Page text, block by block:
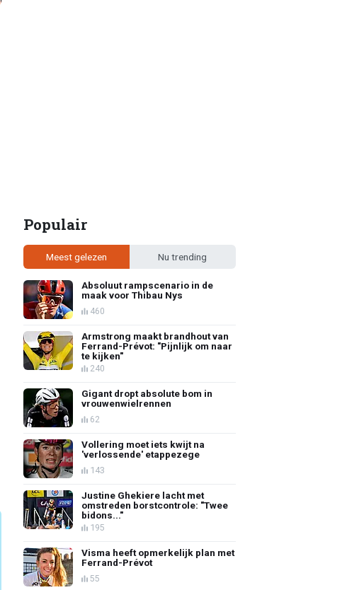
Populair
Meest gelezen Nu trending
Absoluut rampscenario in de
maak voor Thibau Nys
460
Armstrong maakt brandhout van
Ferrand-Prévot: "Pijnlijk om naar
te kijken"
240
Gigant dropt absolute bom in
vrouwenwielrennen
62
Vollering moet iets kwijt na
'verlossende' etappezege
143
Justine Ghekiere lacht met
omstreden borstcontrole: "Twee
bidons..."
195
Visma heeft opmerkelijk plan met
Ferrand-Prévot
55